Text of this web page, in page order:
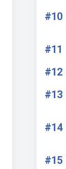
#10
#11
#12
#13
#14
#15